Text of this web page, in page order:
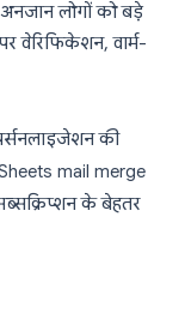
लोगों को बड़े
वेरिफिकेशन, वार्म-
की
mail merge
के बेहतर